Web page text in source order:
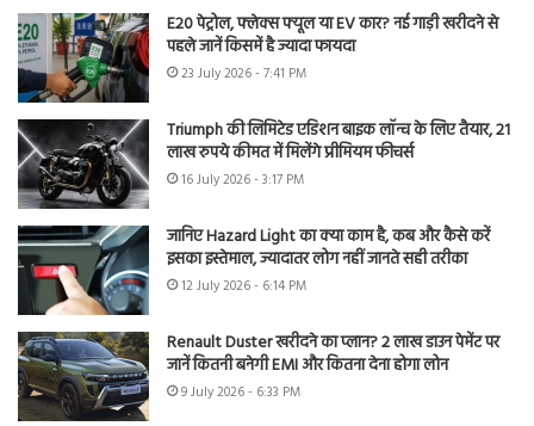
E20 पेट्रोल, फ्लेक्स फ्यूल या EV कार? नई गाड़ी खरीदने से
पहले जानें किसमें है ज्यादा फायदा
23 July 2026 - 7:41 PM
Triumph की लिमिटेड एडिशन बाइक लॉन्च के लिए तैयार, 21
लाख रुपये कीमत में मिलेंगे प्रीमियम फीचर्स
16 July 2026 - 3:17 PM
जानिए Hazard Light का क्या काम है, कब और कैसे करें
इसका इस्तेमाल, ज्यादातर लोग नहीं जानते सही तरीका
12 July 2026 - 6:14 PM
Renault Duster खरीदने का प्लान? 2 लाख डाउन पेमेंट पर
जानें कितनी बनेगी EMI और कितना देना होगा लोन
9 July 2026 - 6:33 PM